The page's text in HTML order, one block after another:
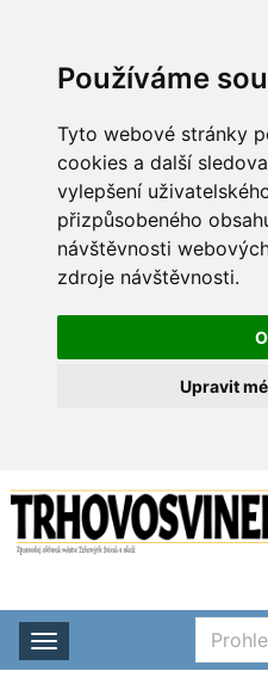
Používáme
Tyto webové stránky
cookies a další
vylepšení
přizpůsobeného
návštěvnosti
zdroje návštěvnosti.
Upravit
Rozbalit nabídku